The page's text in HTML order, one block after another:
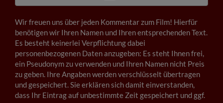
Wir freuen uns über jeden Kommentar zum Film! Hierfür
benötigen wir Ihren Namen und Ihren entsprechenden Text.
Es besteht keinerlei Verpflichtung dabei
personenbezogenen Daten anzugeben: Es steht Ihnen frei,
ein Pseudonym zu verwenden und Ihren Namen nicht Preis
zu geben. Ihre Angaben werden verschlüsselt übertragen
und gespeichert. Sie erklären sich damit einverstanden,
dass Ihr Eintrag auf unbestimmte Zeit gespeichert und ggf.